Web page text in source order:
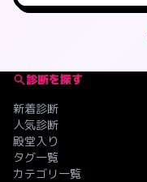
診断を探す
新着診断
人気診断
殿堂入り
タグ一覧
カテゴリ一覧